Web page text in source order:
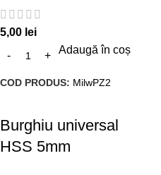
5,00 lei
Adaugă în coș
COD PRODUS: MilwPZ2
Burghiu universal
HSS 5mm